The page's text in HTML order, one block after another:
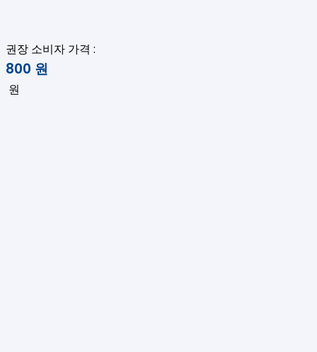
권장 소비자 가격 :
800 원
원